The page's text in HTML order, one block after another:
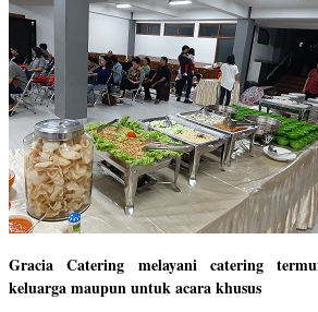
Gracia Catering melayani catering
keluarga maupun untuk acara khusus